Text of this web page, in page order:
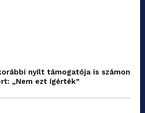
nyílt támogatója is számon
„Nem ezt ígérték”